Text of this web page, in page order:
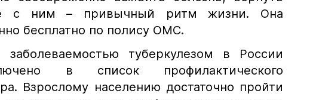
с ним – привычный ритм жизни. Она
бесплатно по полису ОМС.
туберкулезом в России
в список профилактического
Взрослому населению достаточно пройти